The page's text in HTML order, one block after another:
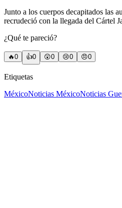
Junto a los cuerpos decapitados las
recrudeció con la llegada del Cártel
¿Qué te pareció?
🔥0 👍0 😲0 😢0 😠0
Etiquetas
MéxicoNoticias MéxicoNoticias